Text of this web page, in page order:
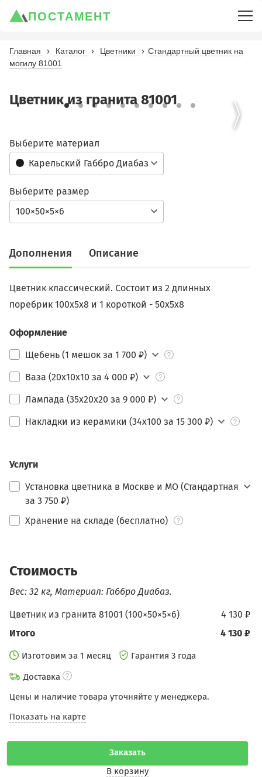
ПОСТАМЕНТ
Главная Каталог Цветники
Стандартный цветник на
могилу 81001
Цветник из гранита 81001
Карельский Габбро Диабаз
Выберите материал
100×50×5×6
Выберите размер
Дополнения Описание
Цветник классический. Состоит из 2 длинных
поребрик 100х5х8 и 1 короткой - 50х5х8
Оформление
Щебень (1 мешок за 1 700 ₽)
Ваза (20х10х10 за 4 000 ₽)
Лампада (35х20х20 за 9 000 ₽)
Накладки из керамики (34х100 за 15 300 ₽)
Услуги
Установка цветника в Москве и МО (Стандартная
за 3 750 ₽)
Хранение на складе (бесплатно)
Стоимость
Вес: 32 кг, Материал: Габбро Диабаз.
4 130 ₽
Цветник из гранита 81001 (100×50×5×6)
4 130 ₽
Итого
Изготовим за 1 месяц
Гарантия 3 года
Доставка
Цены и наличие товара уточняйте у менеджера.
Показать на карте
Заказать
В корзину